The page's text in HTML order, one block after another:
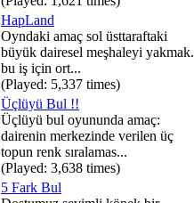
HapLand
Oyndaki amaç sol üsttaraftaki
büyük dairesel meşhaleyi yakmak.
bu iş için ort...
(Played: 5,337 times)
Üçlüyü Bul !!
Üçlüyü bul oyununda amaç:
dairenin merkezinde verilen üç
topun renk sıralamas...
(Played: 3,638 times)
5 Fark Bul